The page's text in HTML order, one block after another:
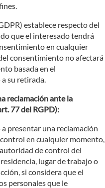
establece respecto del
que el interesado tendrá
en cualquier
consentimiento no afectará
basada en el
su retirada.
reclamación ante la
77 del RGPD):
presentar una reclamación
en cualquier momento,
de control del
lugar de trabajo o
si considera que el
personales que le